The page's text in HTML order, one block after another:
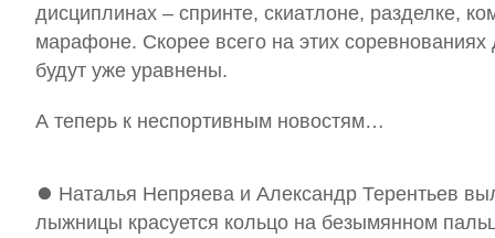
дисциплинах – спринте, скиатлоне, разделке,
марафоне. Скорее всего на этих
будут уже уравнены.
А теперь к неспортивным новостям…
⏺ Наталья Непряева и Александр Терентьев
лыжницы красуется кольцо на безымянном